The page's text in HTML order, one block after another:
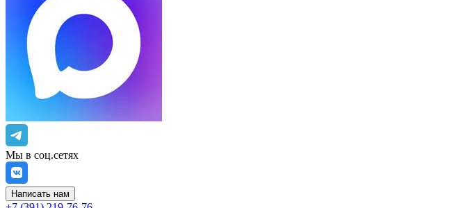
Мы в соц.сетях
Написать нам